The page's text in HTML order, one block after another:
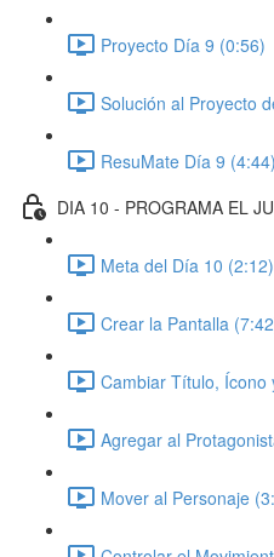
Proyecto Día 9 (0:56)
Solución al Proyecto
ResuMate Día 9 (4:44)
DIA 10 - PROGRAMA EL
Meta del Día 10 (2:12)
Crear la Pantalla
Cambiar Título, Ícono
Agregar al
Mover al Personaje